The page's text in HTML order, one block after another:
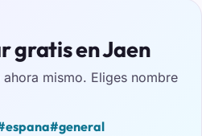
gratis en Jaen
mismo. Eliges nombre
#general